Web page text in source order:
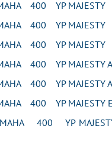
400 YP MAJESTY
400 YP MAJESTY
400 YP MAJESTY
400 YP MAJESTY
400 YP MAJESTY
400 YP MAJESTY
400 YP MAJESTY